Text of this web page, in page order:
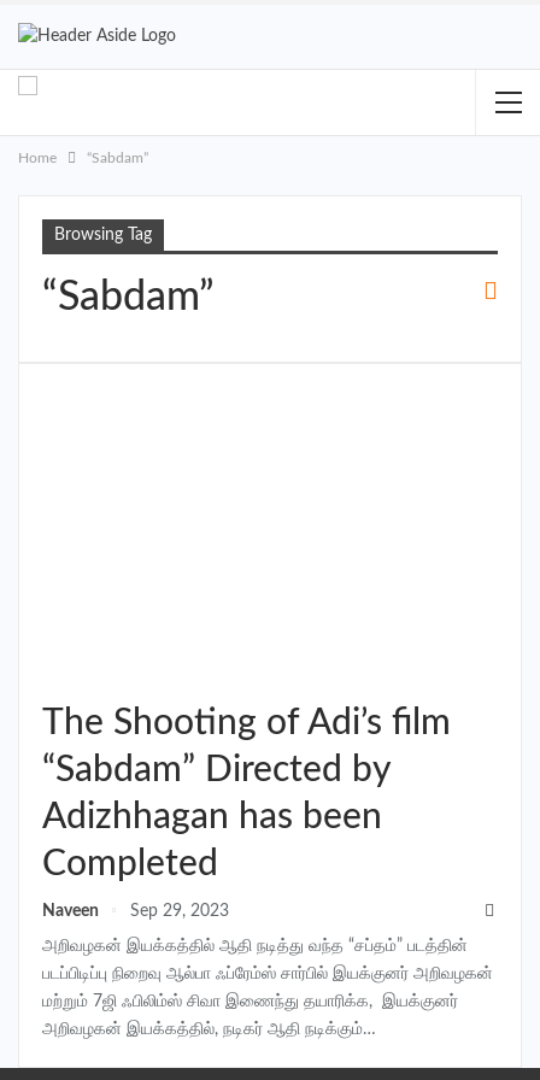
Home “Sabdam”
Browsing Tag
“Sabdam”
The Shooting of Adi’s film
“Sabdam” Directed by
Adizhhagan has been
Completed
Naveen Sep 29, 2023
அறிவழகன் இயக்கத்தில் ஆதி நடித்து வந்த “சப்தம்” படத்தின்
படப்பிடிப்பு நிறைவு ஆல்பா ஃப்ரேம்ஸ் சார்பில் இயக்குனர் அறிவழகன்
மற்றும் 7ஜி ஃபிலிம்ஸ் சிவா இணைந்து தயாரிக்க, இயக்குனர்
அறிவழகன் இயக்கத்தில், நடிகர் ஆதி நடிக்கும்…